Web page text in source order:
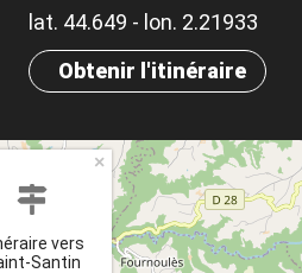
lat. 44.649 - lon. 2.21933
Obtenir l'itinéraire
vers
Santin
×